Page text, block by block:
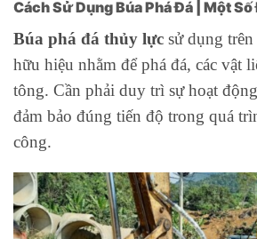
Cách Sử Dụng Búa Phá Đá | Một
Búa phá đá thủy lực sử dụng
hữu hiệu nhằm để phá đá, các vật
tông. Cần phải duy trì sự hoạt
đảm bảo đúng tiến độ trong quá
công.